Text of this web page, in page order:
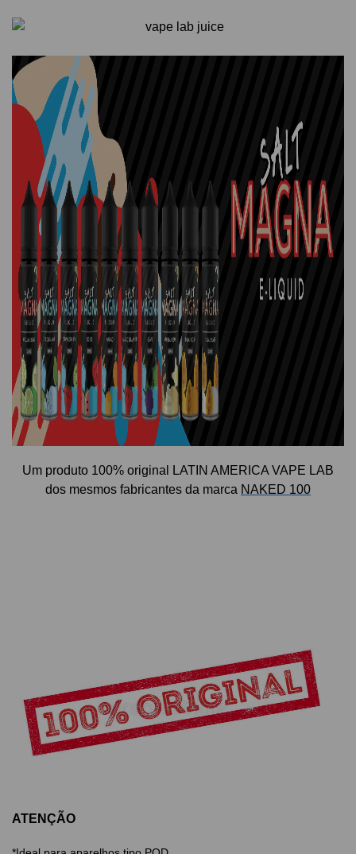
Um produto 100% original LATIN AMERICA VAPE LAB
dos mesmos fabricantes da marca NAKED 100
ATENÇÃO